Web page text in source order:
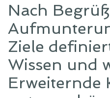
Nach
Ziele
Wissen und
Erweiternde